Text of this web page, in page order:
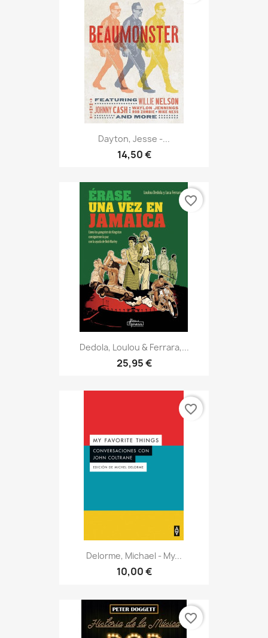
Dayton, Jesse -...
14,50 €
Dedola, Loulou & Ferrara,...
25,95 €
favorite_border
Delorme, Michael - My...
10,00 €
favorite_border
favorite_border